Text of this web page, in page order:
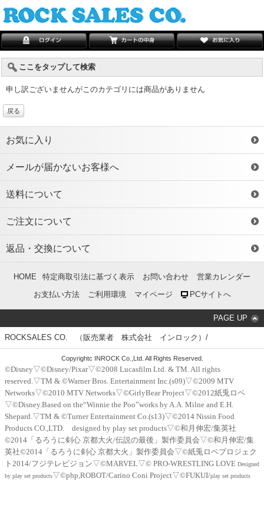
ここをタップして検索
申し訳ございませんがこのカテゴリには商品がありません
戻る
お気に入り
メールが届かないお客様へ
送料について
ご注文について
返品・交換について
HOME 特定商取引法に基づく表示 お問い合わせ
営業カレンダー
お支払い方法
ご利用環境 マイページ PCサイトへ
PAGE UP
ROCKSALES CO. （販売業者 株式会社 インロック）/
Copyrightc INROCK Co.,Ltd. All Rights Reserved.
©Disney▽©Disney/Pixar▽©2008 Lucasfilm Ltd. & TM. All rights
reserved.▽TM & ©Warner Bros. Entertainment Inc.(s09)▽©2009 MTV
Networks▽©2010 MTV Networks▽©GirlyBear Project▽©2012紙兎ロペ
▽©Disney.Based on the“Winnie the Poo”works by A.A. Milne and E.H.
Shepard.▽TM & ©Turner Entertainment Co.(s13)▽©2014 Nissin Food
Products CO.,LTD. designed by play set products▽©和月伸宏/集英社
©2014「るろうに剣心 京都大火/伝説の最後」製作委員会▽©和月伸宏/集
英社©2014「るろうに剣心 京都大火」製作委員会▽©紙兎ロペプロジェク
ト2014/フジテレビジョン▽©MARVEL▽© PRO-WRESTLING LOVE Designed
by play set products▽©php,ROBOT/Carino Coni Project▽©FUKUI/play set products